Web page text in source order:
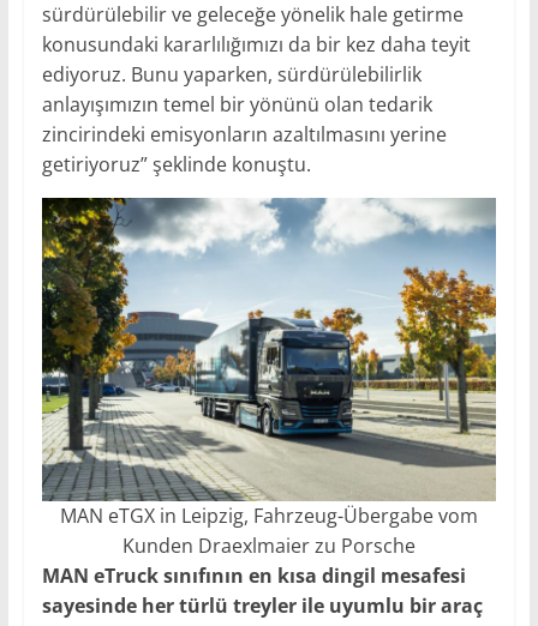
sürdürülebilir ve geleceğe yönelik hale getirme
konusundaki kararlılığımızı da bir kez daha teyit
ediyoruz. Bunu yaparken, sürdürülebilirlik
anlayışımızın temel bir yönünü olan tedarik
zincirindeki emisyonların azaltılmasını yerine
getiriyoruz” şeklinde konuştu.
MAN eTGX in Leipzig, Fahrzeug-Übergabe vom
Kunden Draexlmaier zu Porsche
MAN eTruck sınıfının en kısa dingil mesafesi
sayesinde her türlü treyler ile uyumlu bir araç